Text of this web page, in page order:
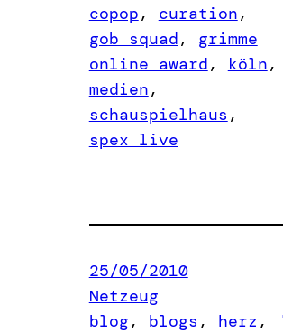
copop, curation
gob squad, grimme
online award, köln
medien
schauspielhaus
spex live
25/05/2010
Netzeug
blog, blogs , herz